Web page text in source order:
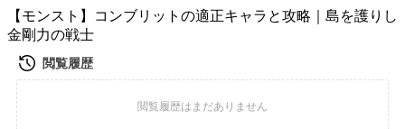
【モンスト】コンブリットの適正キャラと攻略｜島を護りし
金剛力の戦士